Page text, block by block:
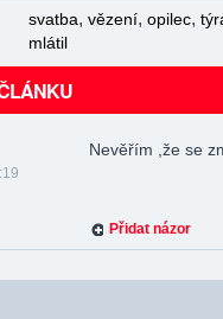
svatba, vězení, opilec,
mlátil
Nevěřím ,že se
Přidat názor